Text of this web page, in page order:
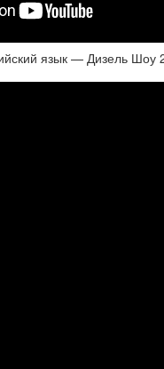
язык — Дизель